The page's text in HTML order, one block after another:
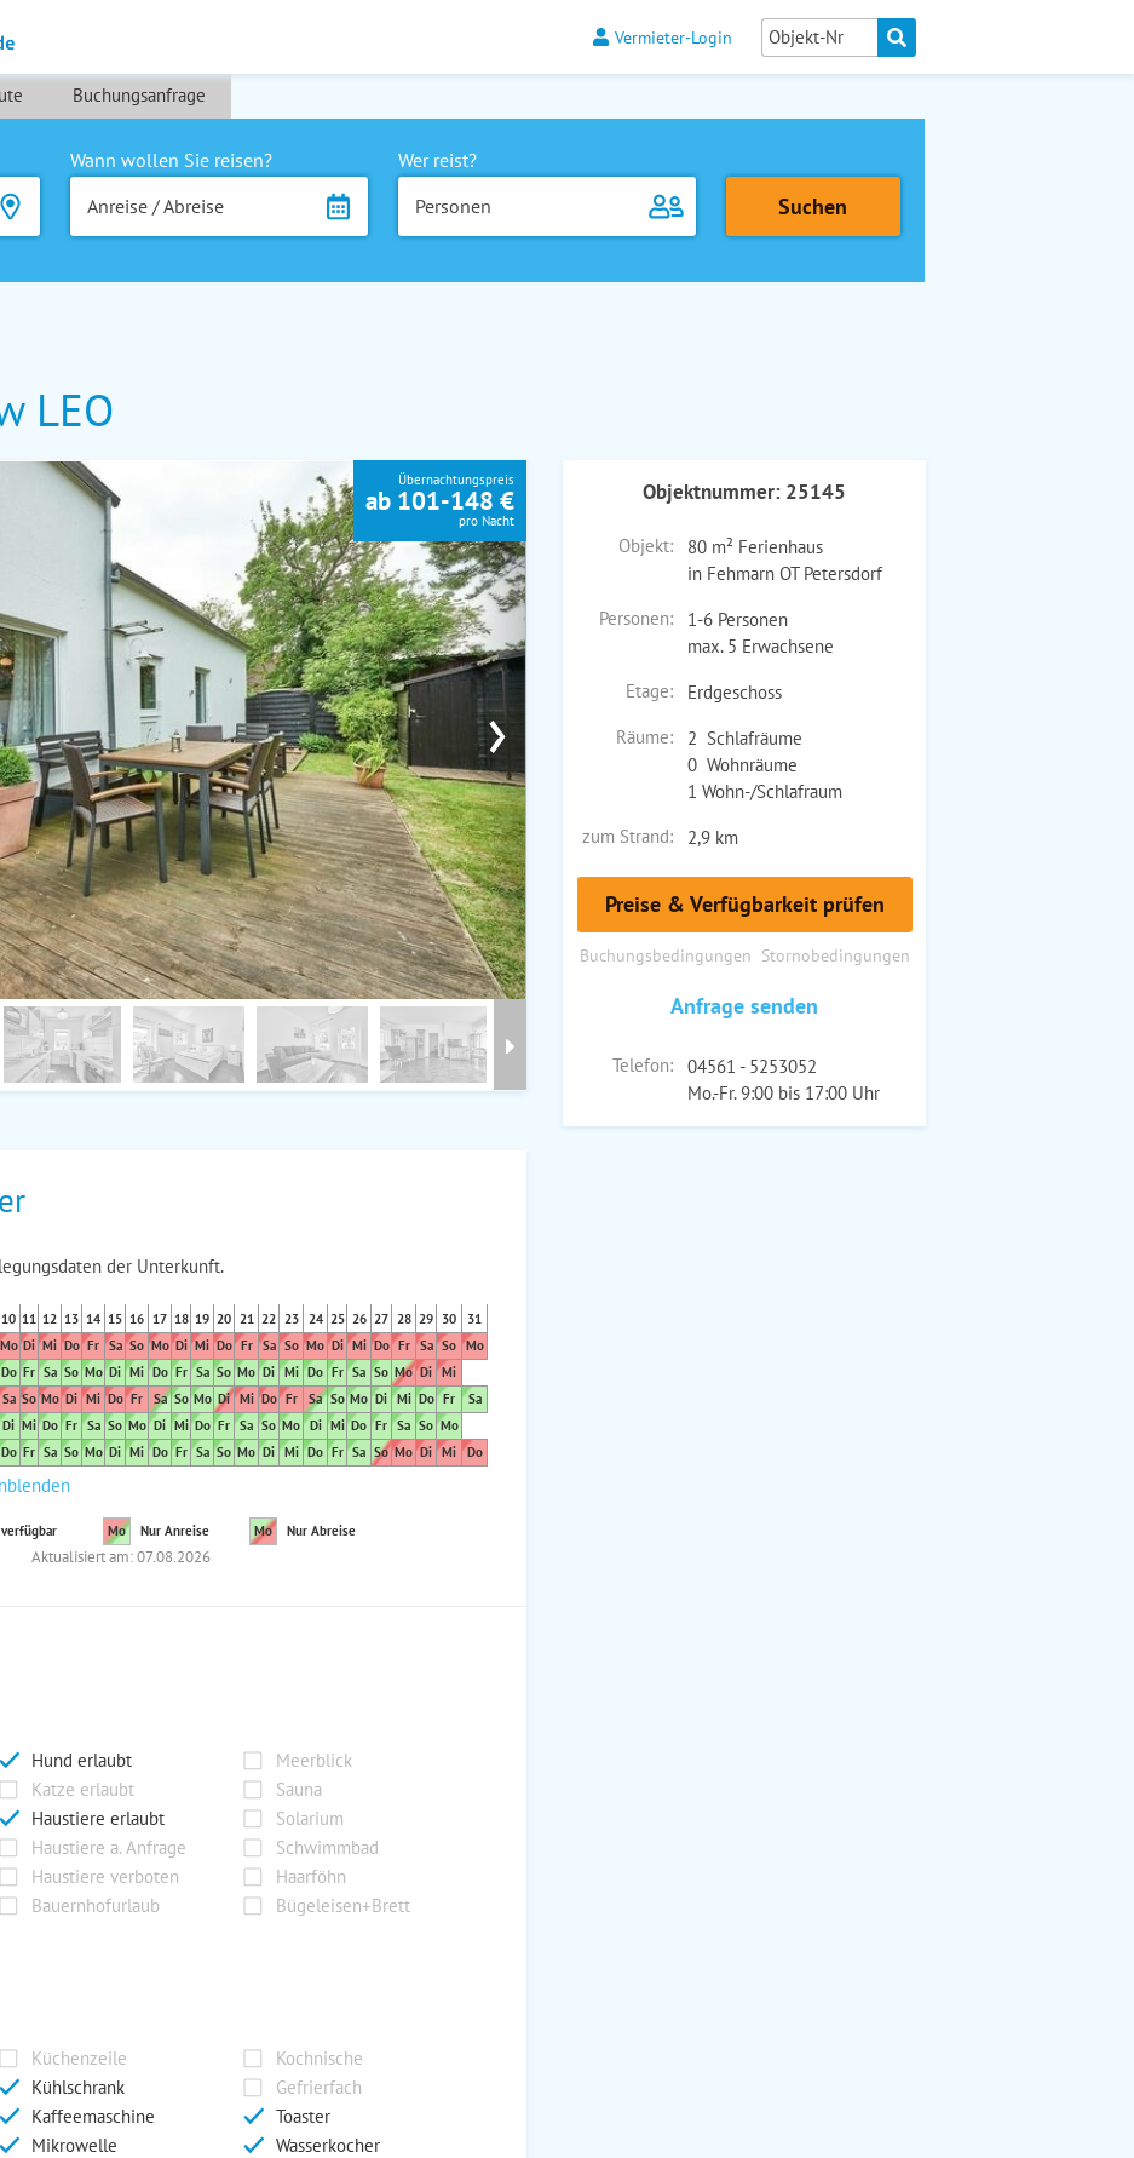
Vermieter-Login
Buchungsanfrage
Wann wollen Sie reisen?
Anreise / Abreise
Wer reist?
Personen
LEO
›
Übernachtungspreis
ab 101-148 €
pro Nacht
Objektnummer: 25145
Objekt:
80 m² Ferienhaus
in Fehmarn OT Petersdorf
Personen:
1-6 Personen
max. 5 Erwachsene
Etage:
Erdgeschoss
Räume:
2 Schlafräume
0 Wohnräume
1 Wohn-/Schlafraum
zum Strand:
2,9 km
Preise & Verfügbarkeit prüfen
Buchungsbedingungen Stornobedingungen
Anfrage senden
Telefon:
04561 - 5253052
Mo.-Fr. 9:00 bis 17:00 Uhr
der Unterkunft.
10 11 12 13 14 15 16 17 18 19 20 21 22 23 24 25 26 27 28 29 30
31
Mo Di Mi Do Fr Sa So Mo Di Mi Do Fr Sa So Mo Di Mi Do Fr Sa So Mo
Do Fr Sa So Mo Di Mi Do Fr Sa So Mo Di Mi Do Fr Sa So Mo Di Mi
Sa So Mo Di Mi Do Fr Sa So Mo Di Mi Do Fr Sa So Mo Di Mi Do Fr
Sa
Di Mi Do Fr Sa So Mo Di Mi Do Fr Sa So Mo Di Mi Do Fr Sa So Mo
Do Fr Sa So Mo Di Mi Do Fr Sa So Mo Di Mi Do Fr Sa So Mo Di Mi Do
Mo Nur Anreise Mo Nur Abreise
Aktualisiert am: 07.08.2026
Hund erlaubt
Meerblick
Katze erlaubt
Sauna
Haustiere erlaubt
Solarium
Haustiere a. Anfrage
Schwimmbad
Haustiere verboten
Haarföhn
Bauernhofurlaub
Bügeleisen+Brett
Küchenzeile
Kochnische
Kühlschrank
Gefrierfach
Kaffeemaschine
Toaster
Mikrowelle Wasserkocher